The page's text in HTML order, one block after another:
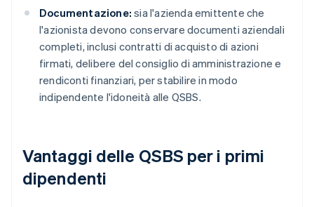
Documentazione: sia l'azienda emittente che
l'azionista devono conservare documenti aziendali
completi, inclusi contratti di acquisto di azioni
firmati, delibere del consiglio di amministrazione e
rendiconti finanziari, per stabilire in modo
indipendente l'idoneità alle QSBS.
Vantaggi delle QSBS per i primi
dipendenti